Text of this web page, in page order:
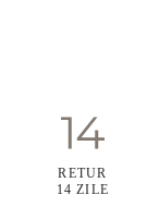
RETUR
14 ZILE